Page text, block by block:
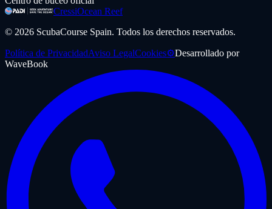
CressiOcean Reef
© 2026 ScubaCourse Spain. Todos los derechos reservados.
Política de PrivacidadAviso LegalCookies⚙️Desarrollado por
WaveBook